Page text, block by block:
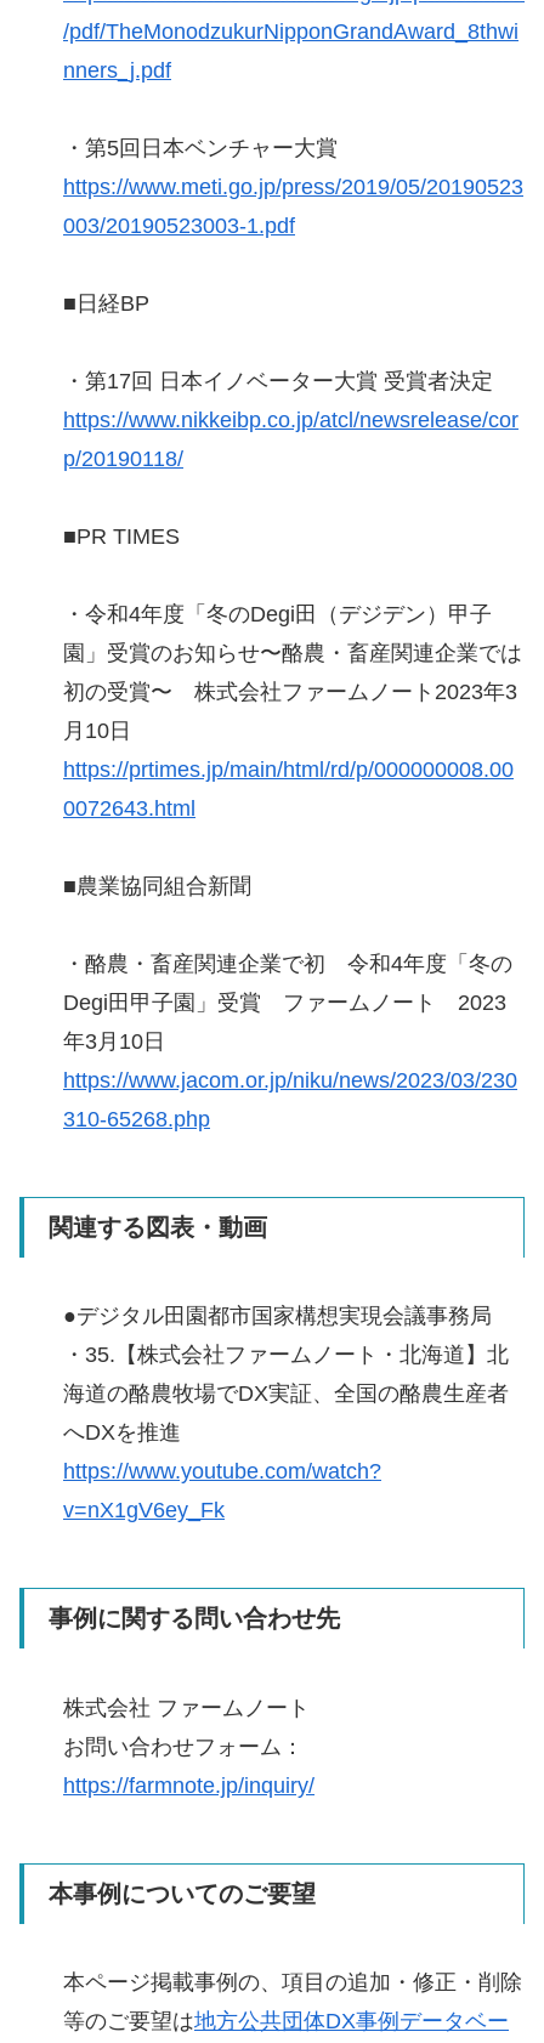
/pdf/TheMonodzukurNipponGrandAward_8thwi
nners_j.pdf
・第5回日本ベンチャー大賞
https://www.meti.go.jp/press/2019/05/20190523
003/20190523003-1.pdf
■日経BP
・第17回 日本イノベーター大賞 受賞者決定
https://www.nikkeibp.co.jp/atcl/newsrelease/cor
p/20190118/
■PR TIMES
・令和4年度「冬のDegi田（デジデン）甲子
園」受賞のお知らせ〜酪農・畜産関連企業では
初の受賞〜 株式会社ファームノート2023年3
月10日
https://prtimes.jp/main/html/rd/p/000000008.00
0072643.html
■農業協同組合新聞
・酪農・畜産関連企業で初 令和4年度「冬の
Degi田甲子園」受賞 ファームノート 2023
年3月10日
https://www.jacom.or.jp/niku/news/2023/03/230
310-65268.php
関連する図表・動画
●デジタル田園都市国家構想実現会議事務局
・35.【株式会社ファームノート・北海道】北
海道の酪農牧場でDX実証、全国の酪農生産者
へDXを推進
https://www.youtube.com/watch?
v=nX1gV6ey_Fk
事例に関する問い合わせ先
株式会社 ファームノート
お問い合わせフォーム：
https://farmnote.jp/inquiry/
本事例についてのご要望
本ページ掲載事例の、項目の追加・修正・削除
等のご要望は地方公共団体DX事例データベー